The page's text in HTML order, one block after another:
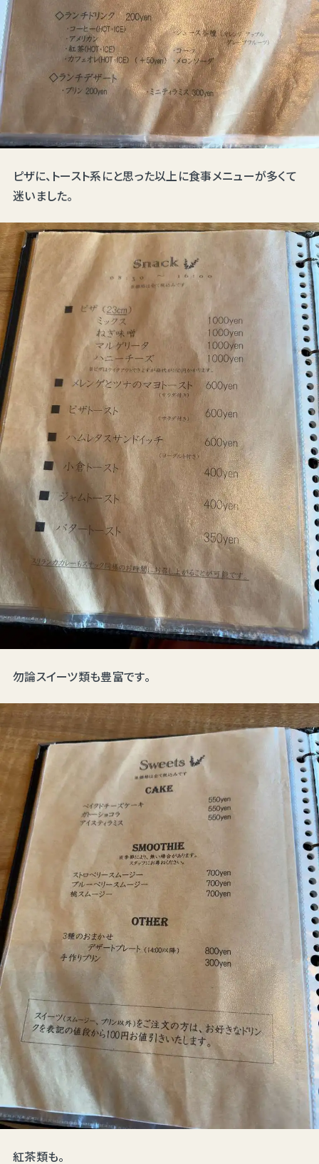
ピザに、トースト系にと思った以上に食事メニューが多くて
迷いました。
勿論スイーツ類も豊富です。
紅茶類も。